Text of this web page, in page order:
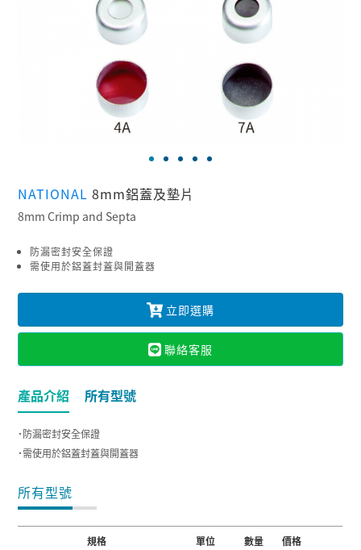
NATIONAL8mm鋁蓋及墊片
8mm Crimp and Septa
防漏密封安全保證
需使用於鋁蓋封蓋與開蓋器
立即選購
聯絡客服
產品介紹 所有型號
˙防漏密封安全保證
˙需使用於鋁蓋封蓋與開蓋器
所有型號
規格 單位 數量 價格